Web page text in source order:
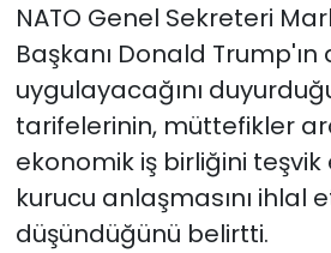
NATO Genel Sekreteri
Başkanı Donald
uygulayacağını
tarifelerinin, müttefikler
ekonomik iş birliğini teşvik
kurucu anlaşmasını ihlal
düşündüğünü belirtti.